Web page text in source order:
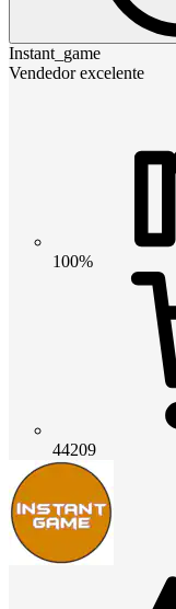
Instant_game
Vendedor excelente
100%
44209